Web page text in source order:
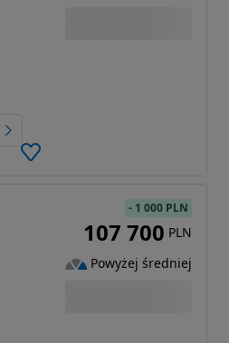
- 1 000 PLN
107 700 PLN
Powyżej średniej